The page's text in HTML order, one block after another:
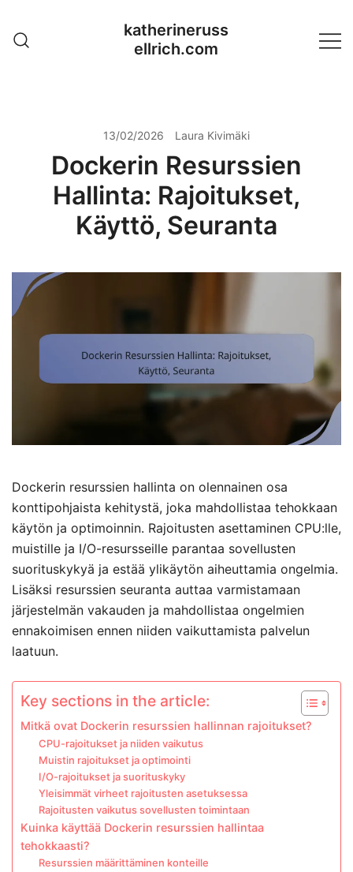
content
katherineruss
ellrich.com
13/02/2026 Laura Kivimäki
Dockerin Resurssien
Hallinta: Rajoitukset,
Käyttö, Seuranta
Dockerin resurssien hallinta on olennainen osa
konttipohjaista kehitystä, joka mahdollistaa tehokkaan
käytön ja optimoinnin. Rajoitusten asettaminen CPU:lle,
muistille ja I/O-resursseille parantaa sovellusten
suorituskykyä ja estää ylikäytön aiheuttamia ongelmia.
Lisäksi resurssien seuranta auttaa varmistamaan
järjestelmän vakauden ja mahdollistaa ongelmien
ennakoimisen ennen niiden vaikuttamista palvelun
laatuun.
Key sections in the article:
Mitkä ovat Dockerin resurssien hallinnan rajoitukset?
CPU-rajoitukset ja niiden vaikutus
Muistin rajoitukset ja optimointi
I/O-rajoitukset ja suorituskyky
Yleisimmät virheet rajoitusten asetuksessa
Rajoitusten vaikutus sovellusten toimintaan
Kuinka käyttää Dockerin resurssien hallintaa
tehokkaasti?
Resurssien määrittäminen konteille